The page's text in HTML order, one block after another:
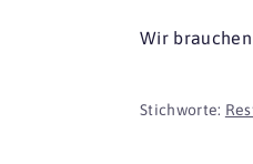
Wir
Stichworte: